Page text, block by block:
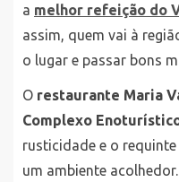
a melhor refeição do
assim, quem vai à
o lugar e passar bons
O restaurante Maria
Complexo
rusticidade e o
um ambiente